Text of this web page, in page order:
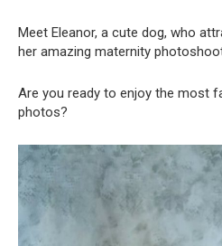
Meet Eleanor, a cute dog, who
her amazing maternity
Are you ready to enjoy the most
photos?